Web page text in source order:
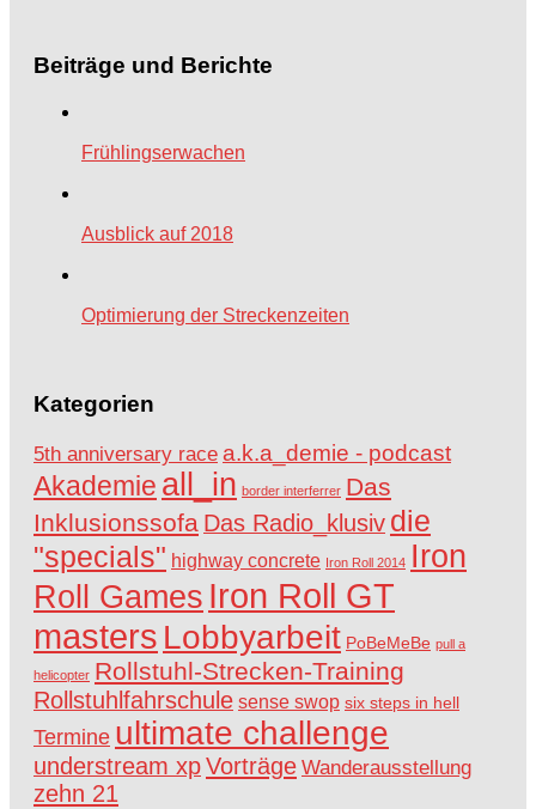
Beiträge und Berichte
Frühlingserwachen
Ausblick auf 2018
Optimierung der Streckenzeiten
Kategorien
5th anniversary race a.k.a_demie - podcast
Akademie all_in border interferrer Das
Inklusionssofa Das Radio_klusiv die
"specials" highway concrete Iron Roll 2014 Iron
Roll Games Iron Roll GT
masters Lobbyarbeit PoBeMeBe pull a
helicopter Rollstuhl-Strecken-Training
Rollstuhlfahrschule sense swop six steps in hell
Termine ultimate challenge
understream xpVorträge Wanderausstellung
zehn 21